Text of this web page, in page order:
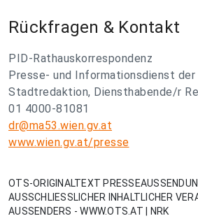
Rückfragen & Kontakt
PID-Rathauskorrespondenz
Presse- und Informationsdienst
Stadtredaktion, Diensthabende/r
01 4000-81081
dr@ma53.wien.gv.at
www.wien.gv.at/presse
OTS-ORIGINALTEXT
AUSSCHLIESSLICHER INHALTLICHER
AUSSENDERS - WWW.OTS.AT | NRK